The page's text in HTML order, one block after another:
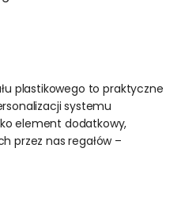
biurowych, oraz
świetnie sprawdzi się
półek znajdą tu
półek
od 130 do 150 cm –
plastikowego to praktyczne
systemu
element dodatkowy,
przez nas regałów –